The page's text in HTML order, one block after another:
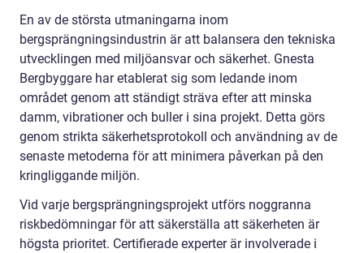
En av de största utmaningarna inom
bergsprängningsindustrin är att balansera den tekniska
utvecklingen med miljöansvar och säkerhet. Gnesta
Bergbyggare har etablerat sig som ledande inom
området genom att ständigt sträva efter att minska
damm, vibrationer och buller i sina projekt. Detta görs
genom strikta säkerhetsprotokoll och användning av de
senaste metoderna för att minimera påverkan på den
kringliggande miljön.
Vid varje bergsprängningsprojekt utförs noggranna
riskbedömningar för att säkerställa att säkerheten är
högsta prioritet. Certifierade experter är involverade i